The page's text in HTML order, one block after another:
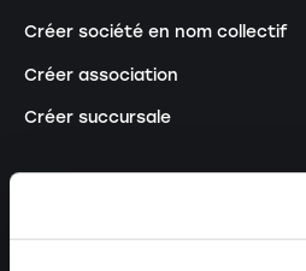
Créer société en nom collectif
Créer association
Créer succursale